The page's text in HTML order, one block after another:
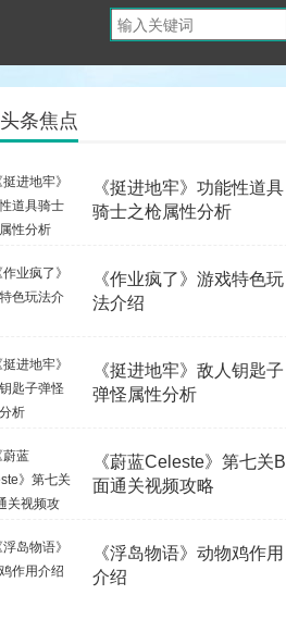
头条焦点
《挺进地牢》功能性道具
骑士之枪属性分析
《作业疯了》游戏特色玩
法介绍
《挺进地牢》敌人钥匙子
弹怪属性分析
《蔚蓝Celeste》第七关B
面通关视频攻略
《浮岛物语》动物鸡作用
介绍